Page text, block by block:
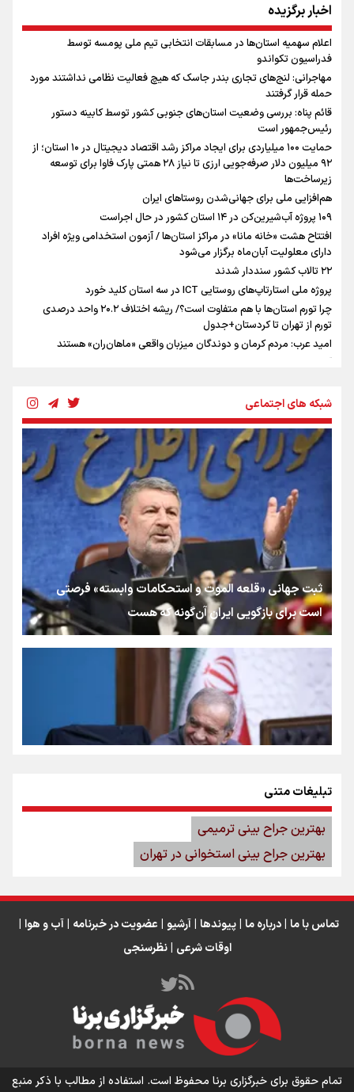
گام‌های مؤثری برای تداوم ارائه خدمات پزشکی در دانشگاه علوم پزشکی
شیراز برداشته شده است
آیا هوش مصنوعی می‌تواند جایگزین قاضی شود؟ تأملی بر آینده عدالت
کیفری
تغییر زمانبندی شارژ کالابرگ، واریز اعتبار «کارت امید مادر» و ساماندهی
تراکنشهای فروشگاهی؛ سه خبر حوزه رفاه برای خانوارهای فارس
مدیرعامل آب منطقه‌ای یزد: رسانه‌ها بازوی آگاهی‌بخشی جامعه هستند
پیام استاندار قزوین به مناسبت سالروز شهادت امیر سرلشکر خلبان شهید
عباس بابایی
شمس اذر قزوین با 4 بازیکن قرارداد بست
بازدید معاون عمرانی استاندار از پروژه های عمرانی شهرداری قزوین
مشاور رسانه‌ای دفتر رییس‌جمهور تاکید کرد؛لزوم هم‌افزایی روابط‌ عمومی
دستگاه‌های مختلف برای تبیین عملکرد دولت
آب، فاضلاب، پسماند و پروژه‌های نیمه‌تمام در اولویت مصوبات دولت در
سفر به گیلان
بیش از یک میلیون زائر با ناوگان حمل‌ونقل اربعین در مرز خسروی جابه‌جا
شدند/ انجام ۲۴ هزار سرویس حمل‌ونقل اربعینی
اخبار برگزیده
اعلام سهمیه استان‌ها در مسابقات انتخابی تیم ملی پومسه توسط
فدراسیون تکواندو
مهاجرانی: لنج‌های تجاری بندر جاسک که هیچ فعالیت نظامی نداشتند مورد
حمله قرار گرفتند
قائم پناه: بررسی وضعیت استان‌های جنوبی کشور توسط کابینه دستور
رئیس‌جمهور است
حمایت ۱۰۰ میلیاردی برای ایجاد مراکز رشد اقتصاد دیجیتال در ۱۰ استان؛ از
۹۲ میلیون دلار صرفه‌جویی ارزی تا نیاز ۲۸ همتی پارک فاوا برای توسعه
زیرساخت‌ها
هم‌افزایی ملی برای جهانی‌شدن روستاهای ایران
۱۰۹ پروژه آب‌شیرین‌کن در ۱۴ استان کشور در حال اجراست
افتتاح هشت «خانه مانا» در مراکز استان‌ها / آزمون استخدامی ویژه افراد
دارای معلولیت آبان‌ماه برگزار می‌شود
۲۲ تالاب کشور سنددار شدند
پروژه ملی استارتاپ‌های روستایی ICT در سه استان کلید خورد
چرا تورم استان‌ها با هم متفاوت است؟/ ریشه اختلاف ۲۰.۲ واحد درصدی
تورم از تهران تا کردستان+جدول
امید عرب: مردم کرمان و دوندگان میزبان واقعی «ماهان‌ران» هستند
آداب و رسوم و مراسم محرم در سیستان و بلوچستان
بزرگترین تعزیه‌خوانی کشور در کدام روستا است؟
سفارش‌ها و توصیه های مرحوم فاطمی‌نیا به عزاداران امام حسین (ع) در
ماه محرم
شبکه های اجتماعی
ثبت جهانی «قلعه الموت و استحکامات وابسته» فرصتی
است برای بازگویی ⁧ایران⁩ آن‌گونه که هست
پزشکیان: ثبت جهانی الموت، به‌رسمیت‌شناختن بخشی از
تاریخ متنوع و مشترک ایران است
جدول نرخ بلیت اتوبوس‌های اربعین ۱۴۰۵ تا مرز‌ها منتشر
تبلیغات متنی
بهترین جراح بینی ترمیمی
بهترین جراح بینی استخوانی در تهران
تماس با ما درباره ما پیوندها آرشیو عضویت در خبرنامه آب و هوا
اوقات شرعی نظرسنجی
تمام حقوق برای خبرگزاری برنا محفوظ است. استفاده از مطالب با ذکر منبع